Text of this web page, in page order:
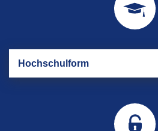
Hoch­schul­form